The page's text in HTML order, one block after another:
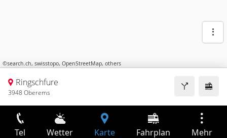
©search.ch, swisstopo, OpenStreetMap, others
Ringschfure
3948 Oberems
Tel Wetter Karte Fahrplan Mehr